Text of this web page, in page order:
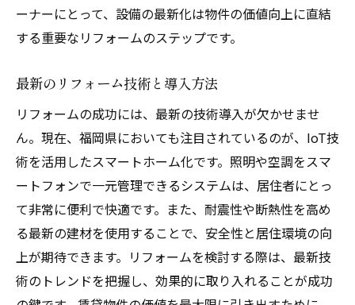
ーナーにとって、設備の最新化は物件の価値向上に直結
する重要なリフォームのステップです。
最新のリフォーム技術と導入方法
リフォームの成功には、最新の技術導入が欠かせませ
ん。現在、福岡県においても注目されているのが、IoT技
術を活用したスマートホーム化です。照明や空調をスマ
ートフォンで一元管理できるシステムは、居住者にとっ
て非常に便利で快適です。また、耐震性や断熱性を高め
る最新の建材を使用することで、安全性と居住環境の向
上が期待できます。リフォームを検討する際は、最新技
術のトレンドを把握し、効果的に取り入れることが成功